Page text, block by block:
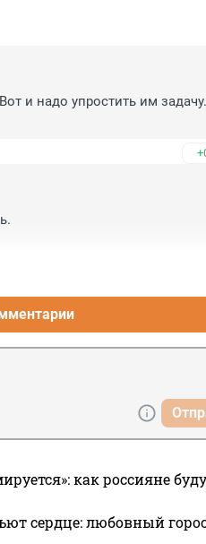
и надо упростить им
как россияне
сердце: любовный